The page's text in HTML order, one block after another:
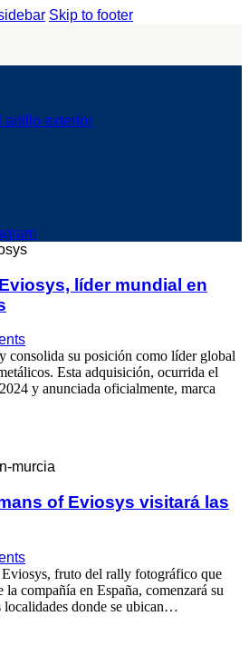
Skip to footer
anillo exterior
líder mundial en
consolida su posición como líder global
Esta adquisición, ocurrida el
y anunciada oficialmente, marca
of Eviosys visitará las
fruto del rally fotográfico que
la compañía en España, comenzará su
localidades donde se ubican…